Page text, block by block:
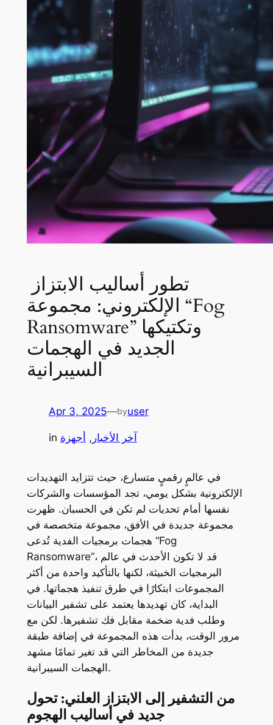
الإلكتروني: مجموعة “Fog
Ransomware” وتكتيكها
الجديد في الهجمات
السيبرانية
Apr 3, 2025—byuser
in آخر الأخبار , أجهزة
في عالمٍ رقميٍ متسارع، حيث تتزايد التهديدات
الإلكترونية بشكل يومي، تجد المؤسسات والشركات
نفسها أمام تحديات لم تكن في الحسبان. ظهرت
مجموعة جديدة في الأفق، مجموعة متخصصة في
هجمات برمجيات الفدية تُدعى “Fog
Ransomware”، قد لا تكون الأحدث في عالم
البرمجيات الخبيثة، لكنها بالتأكيد واحدة من أكثر
المجموعات ابتكارًا في طرق تنفيذ هجماتها. في
البداية، كان تهديدها يعتمد على تشفير البيانات
وطلب فدية ضخمة مقابل فك تشفيرها. لكن مع
مرور الوقت، بدأت هذه المجموعة في إضافة طبقة
جديدة من المخاطر التي قد تغير تمامًا مشهد
الهجمات السيبرانية.
من التشفير إلى الابتزاز العلني: تحول
جديد في أساليب الهجوم